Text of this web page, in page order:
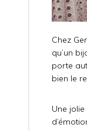
Chez
qu’un
porte
bien le
Une